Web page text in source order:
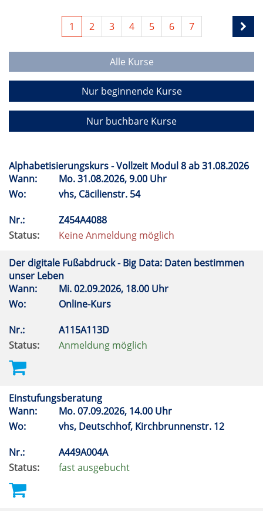
1 2 3 4 5 6 7
Alle Kurse
Nur beginnende Kurse
Nur buchbare Kurse
Alphabetisierungskurs - Vollzeit Modul 8 ab 31.08.2026
Wann:
Mo.31.08.2026, 9.00 Uhr
Wo:
vhs, Cäcilienstr. 54
Nr.:
Z454A4088
Status:
Keine Anmeldung möglich
Der digitale Fußabdruck - Big Data: Daten bestimmen
unser Leben
Wann:
Mi.02.09.2026, 18.00 Uhr
Wo:
Online-Kurs
Nr.:
A115A113D
Status:
Anmeldung möglich
Einstufungsberatung
Wann:
Mo.07.09.2026, 14.00 Uhr
Wo:
vhs, Deutschhof, Kirchbrunnenstr. 12
Nr.:
A449A004A
Status:
fast ausgebucht